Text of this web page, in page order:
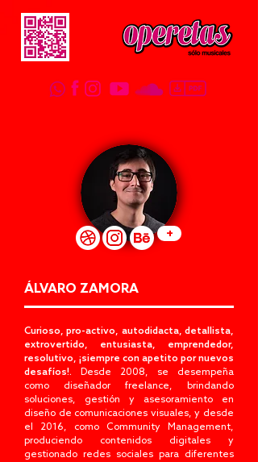
+
ÁLVARO ZAMORA
Curioso, pro-activo, autodidacta, detallista,
extrovertido, entusiasta, emprendedor,
resolutivo, ¡siempre con apetito por nuevos
desafíos!. Desde 2008, se desempeña
como diseñador freelance, brindando
soluciones, gestión y asesoramiento en
diseño de comunicaciones visuales, y desde
el 2016, como Community Management,
produciendo contenidos digitales y
gestionado redes sociales para diferentes